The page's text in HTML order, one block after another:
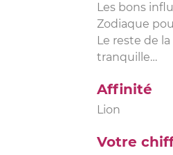
Les bons
Zodiaque
Le reste de
tranquille…
Affinité
Lion
Votre